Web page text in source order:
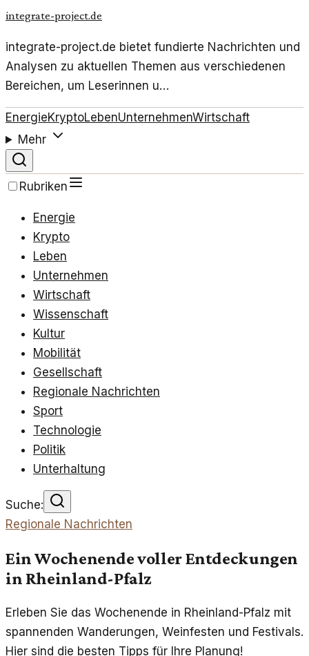
integrate-project.de
integrate-project.de bietet fundierte Nachrichten und
Analysen zu aktuellen Themen aus verschiedenen
Bereichen, um Leserinnen u…
EnergieKryptoLebenUnternehmenWirtschaft
Mehr
Rubriken
Energie
Krypto
Leben
Unternehmen
Wirtschaft
Wissenschaft
Kultur
Mobilität
Gesellschaft
Regionale Nachrichten
Sport
Technologie
Politik
Unterhaltung
Suche:
Regionale Nachrichten
Ein Wochenende voller Entdeckungen
in Rheinland-Pfalz
Erleben Sie das Wochenende in Rheinland-Pfalz mit
spannenden Wanderungen, Weinfesten und Festivals.
Hier sind die besten Tipps für Ihre Planung!